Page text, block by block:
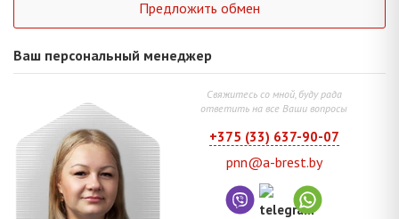
Предложить обмен
Ваш персональный менеджер
Свяжитесь со мной, буду рада
ответить на все Ваши вопросы
+375 (33) 637-90-07
pnn@a-brest.by